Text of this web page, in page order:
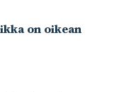
on oikean